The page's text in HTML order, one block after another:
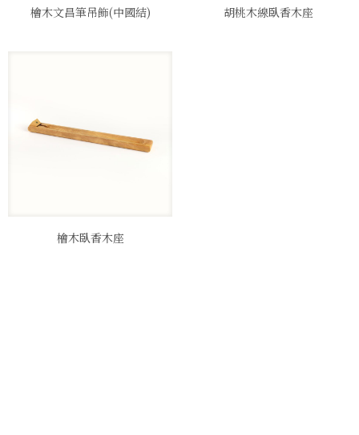
檜木文昌筆吊飾(中國結) 胡桃木線臥香木座
檜木臥香木座